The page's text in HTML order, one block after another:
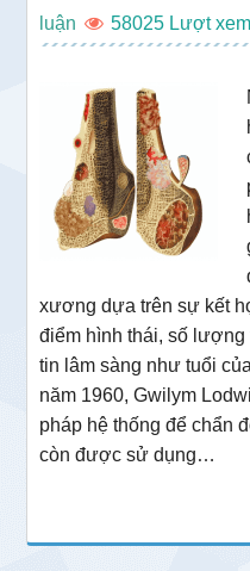
luận
58025
xương dựa trên sự kết
điểm hình thái, số
tin lâm sàng như tuổi
năm 1960, Gwilym
pháp hệ thống để chẩn
còn được sử dụng…